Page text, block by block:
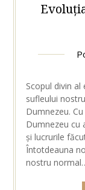
Scopul divin
sufleului
Dumnezeu.
Dumnezeu cu
și lucrurile
Întotdeauna
nostru